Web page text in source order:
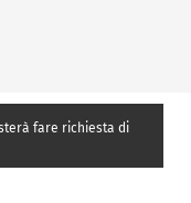
fare richiesta di